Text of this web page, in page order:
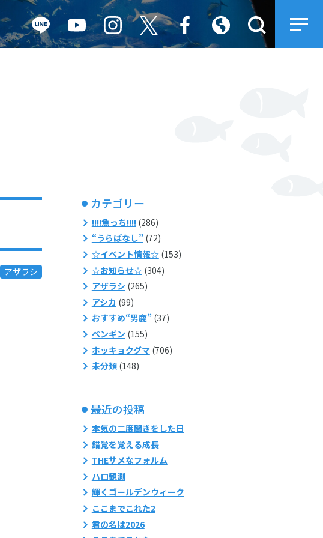
アザラシ
カテゴリー
!!!!魚っち!!!!(286)
“うらばなし”(72)
☆イベント情報☆(153)
☆お知らせ☆(304)
アザラシ (265)
アシカ (99)
おすすめ“男鹿”(37)
ペンギン (155)
ホッキョクグマ (706)
未分類(148)
最近の投稿
本気の二度聞きをした日
錯覚を覚える成長
THEサメなフォルム
ハロ観測
輝くゴールデンウィーク
ここまでこれた2
君の名は2026